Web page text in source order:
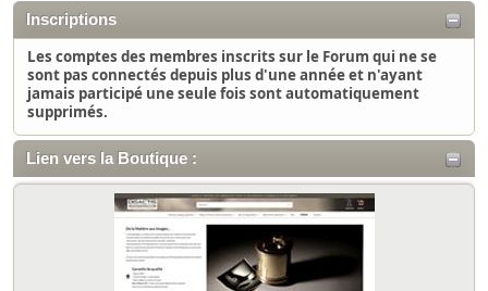
Inscriptions
Les comptes des membres inscrits sur le Forum qui ne se
sont pas connectés depuis plus d'une année et n'ayant
jamais participé une seule fois sont automatiquement
supprimés.
Lien vers la Boutique :